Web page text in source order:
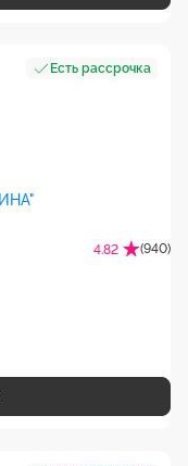
Есть рассрочка
4.82 (940)